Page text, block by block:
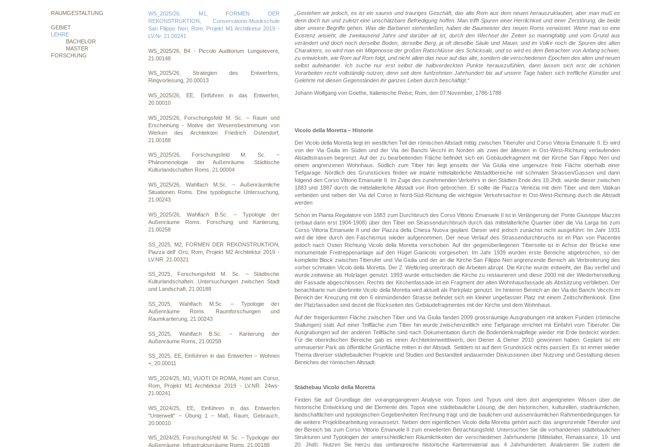
RAUMGESTALTUNG
GEBIET
LEHRE
BACHELOR
MASTER
FORSCHUNG
WS_2025/26, M1, FORMEN DER
REKONSTRUKTION, Conservatorio-Musikschule
San Filippo Neri, Rom, Projekt M1 Architketur 2019 -
LV.Nr. 21.00241
WS_2025/26, B4 - Piccolo Auditorium Lungotevere,
21.00148
WS_2025/26, Strategien des Entwerfens,
Ringvorlesung, 20.00013
WS_2025/26, EE, Einführen in das Entwerfen,
20.00010
WS_2025/26, Forschungsfeld M. Sc. – Raum und
Erscheinung - Motive der Wesensbestimmung von
Werken des Architekten Friedrich Ostendorf,
21.00188
WS_2025/26, Forschungsfeld M. Sc. –
Phänomenologie der Außenräume. Städtische
Kulturlandschaften Roms, 21.00004
WS_2025/26, Wahlfach M.Sc. – Außenräumliche
Situationen Roms. Eine typologische Untersuchung,
21.00243
WS_2025/26, Wahlfach B.Sc. – Typologie der
Außenräume Roms. Forschung und Kartierung,
21.00258
SS_2025, M2, FORMEN DER REKONSTRUKTION,
Piazza dell' Oro, Rom, Projekt M2 Architektur 2019 -
LV.NR. 21.00321
SS_2025, Forschungsfeld M. Sc. – Städtische
Kulturlandschaften. Untersuchungen zwischen Stadt
und Landschaft, 21.00188
SS_2025, Wahlfach M.Sc. – Typologie der
Außenräume Roms. Raumforschungen und
Raumkartierung, 21.00243
SS_2025, Wahlfach B.Sc. – Kartierung der
Außenräume Roms, 21.00258
SS_2025, EE, Einführen in das Entwerfen – Wohnen
+, 20.00011
WS_2024/25, M1, VUOTI DI ROMA, Hotel am Corso,
Rom, Projekt M1 Architektur 2019 - LV.NR. 24ws-
21.00241
WS_2024/25, EE, Einführen in das Entwerfen
"Unterwelt" – Übung 1 – Maß, Raum, Gebrauch,
20.00010
WS_2024/25, Forschungsfeld M. Sc. – Typologie der
Außenräume. Infrastrukturräume Roms, 21.00188
„Gestehen wir jedoch, es ist ein saures und trauriges Geschäft, das alte Rom aus dem neuen herauszuklauben, aber man muß es
denn doch tun und zuletzt eine unschätzbare Befriedigung hoffen. Man trifft Spuren einer Herrlichkeit und einer Zerstörung, die beide
über unsere Begriffe gehen. Was die Barbaren stehenließen, haben die Baumeister des neuen Roms verwüstet. Wenn man so eine
Existenz ansieht, die zweitausend Jahre und darüber alt ist, durch den Wechsel der Zeiten so mannigfaltig und vom Grund aus
verändert und doch noch derselbe Boden, derselbe Berg, ja oft dieselbe Säule und Mauer, und im Volke noch die Spuren des alten
Charakters, so wird man ein Mitgenosse der großen Ratschlüsse des Schicksals, und so wird es dem Betrachter von Anfang schwer,
zu entwickeln, wie Rom auf Rom folgt, und nicht allein das neue auf das alte, sondern die verschiedenen Epochen des alten und neuen
selbst aufeinander. Ich suche nur erst selbst die halbverdeckten Punkte herauszufühlen, dann lassen sich erst die schönen
Vorarbeiten recht vollständig nutzen; denn seit dem funfzehnten Jahrhundert bis auf unsere Tage haben sich treffliche Künstler und
Gelehrte mit diesen Gegenständen ihr ganzes Leben durch beschäftigt.“
Johann Wolfgang von Goethe, Italienische Reise, Rom, den 07.November, 1786-1788
Vicolo della Moretta – Historie
Der Vicolo della Moretta liegt im westlichen Teil der römischen Altstadt mittig zwischen Tiberufer und Corso Vittoria Emanuele II. Er wird
von der Via Giulia im Süden und der Via dei Banchi Vecchi im Norden als zwei der ältesten in Ost-West-Richtung verlaufenden
Alstadtstrassen begrenzt. Auf der zu bearbeitenden Fläche befindet sich ein Gebäudefragment mit der Kirche San Filippo Neri und
einem angrenzenen Wohnhaus. Südlich zum Tiber hin liegt jenseits der Via Giulia eine ungenutze freie Fläche oberhalb einer
Tiefgarage. Nördlich des Grunstückes finden wir intakte mittelalterliche Altstadtbereiche mit schmalen Strassen/Gassen und dann
folgend den Corso Vittorio Emanuele II. Im Zuge des zunehmenden Verkehrs in den Städten Ende des 19.Jhdt. wurde dieser zwischen
1883 und 1887 durch die mittelalterliche Altstadt von Rom gebrochen. Er sollte die Piazza Venezia mit dem Tiber und dem Vatikan
verbinden und neben der Via del Corso in Nord-Süd-Richtung die wichtigste Verkehrsachse in Ost-West-Richtung durch die Altstadt
werden
Schon im Pianta Regolatore von 1883 zum Durchbruch des Corso Vittorio Emanuele II ist in Verlängerung der Ponte Giuseppe Mazzini
(erbaut dann erst 1904-1908) über den Tiber ein Strassendurchbruch durch das mittelalterliche Quartier über die Via Larga bis zum
Corso Vittoria Emanuele II und der Piazza della Chiesa Nuova geplant. Dieser wird jedoch zunächst nicht ausgeführt. Im Jahr 1931
wird die Idee durch den Faschismus wieder aufgenommen. Der neue Verlauf des Strassendurchbruchs ist im Plan von Piacentini
jedoch nach Osten Richtung Vicolo della Moretta verschoben. Auf der gegenüberliegenen Tiberseite ist in Achse der Brücke eine
monumentale Freitreppenanlage auf den Hügel Gianicolo vorgesehen. Im Jahr 1939 wurden erste Bereiche abgebrochen, so der
komplette Block zwischen Tiberufer und Via Giulia und der an die Kirche San Filippo Neri angrenzende Bereich als Verbreiterung des
vorher schmalen Vicolo della Moretta. Der 2. Weltkrieg unterbrach die Arbeiten abrupt. Die Kirche wurde entweiht, der Bau verfiel und
wurde zeitweise als Holzlager genutzt. 1993 wurde entschieden die Kirche zu restaurieren und diese 2000 mit der Wiederherstellung
der Fassade abgeschlossen. Rechts der Kirchenfassade ist ein Fragment der alten Wohnhausfassade als Abstützung verblieben. Der
benachbarte nun überbreite Vicolo della Moretta wird aktuell als Parkplatz genutzt. Im hinteren Bereich an der Via dei Banchi Vecchi im
Bereich der Kreuzung mit den 6 einmündenden Strasse befindet sich ein kleiner ungefasster Platz mit einem Zeitschriftenkiosk. Eine
der Platzfassaden sind dezeit die Rückseiten des Gebäudefragmentes mit der Kirche und dem Wohnhaus.
Auf der freigeräumten Fläche zwischen Tiber und Via Giulia fanden 2009 grossräumige Ausgrabungen mit antiken Funden (römische
Stallungen) statt. Auf einer Teilfläche zum Tiber hin wurde zwischenzeitlich eine Tiefgarage errichtet mit Einfahrt vom Tiberufer. Die
Ausgrabungen auf der anderen Teilfläche sind nach Dokumentation durch die Bodendenkmalpflege wieder mit Erde bedeckt worden.
Für die oberirdischen Bereiche gab es einen Architektenwettbwerb, den Diener & Diener 2010 gewonnen haben. Geplant ist ein
ummauerter Park als öffentliche Grünfläche mitten in der Altstadt. Seitdem ist auf dem Grundstück nichts passiert. Es ist immer wieder
Thema diverser städtebaulicher Projekte und Studien und Bestandteil andauernder Diskussionen über Nutzung und Gestaltung dieses
Bereiches der römischen Altstadt.
Städtebau Vicolo della Moretta
Finden Sie auf Grundlage der vorangegangenen Analyse von Topos und Typus und dem dort angeeigneten Wissen über die
historische Entwicklung und die Elemente des Topos eine städtebauliche Lösung, die den historischen, kulturellen, stadträumlichen,
landschaftlichen und typologischen Gegebenheiten Rechnung trägt und die baulichen und aussenräumlichen Rahmenbedingungen für
die weitere Projektbearbeitung voraussetzt. Neben dem eigentlichen Vicolo della Moretta gehört auch das angrenzende Tiberufer und
der Bereich bis zum Corso Vittorio Emanuele II zum erweiterten Betrachtungsfeld. Untersuchen Sie die vorhandenen städtebaulichen
Strukturen und Typologien der unterschiedlichen Räumlichkeiten der verschiedenen Jahrhunderte (Mittelalter, Renaissance, 19. und
20. Jhdt). Nutzen Sie hierzu das umfangreiche historische Kartenmaterial aus 4 Jahrhunderten. Analysieren Sie zudem die